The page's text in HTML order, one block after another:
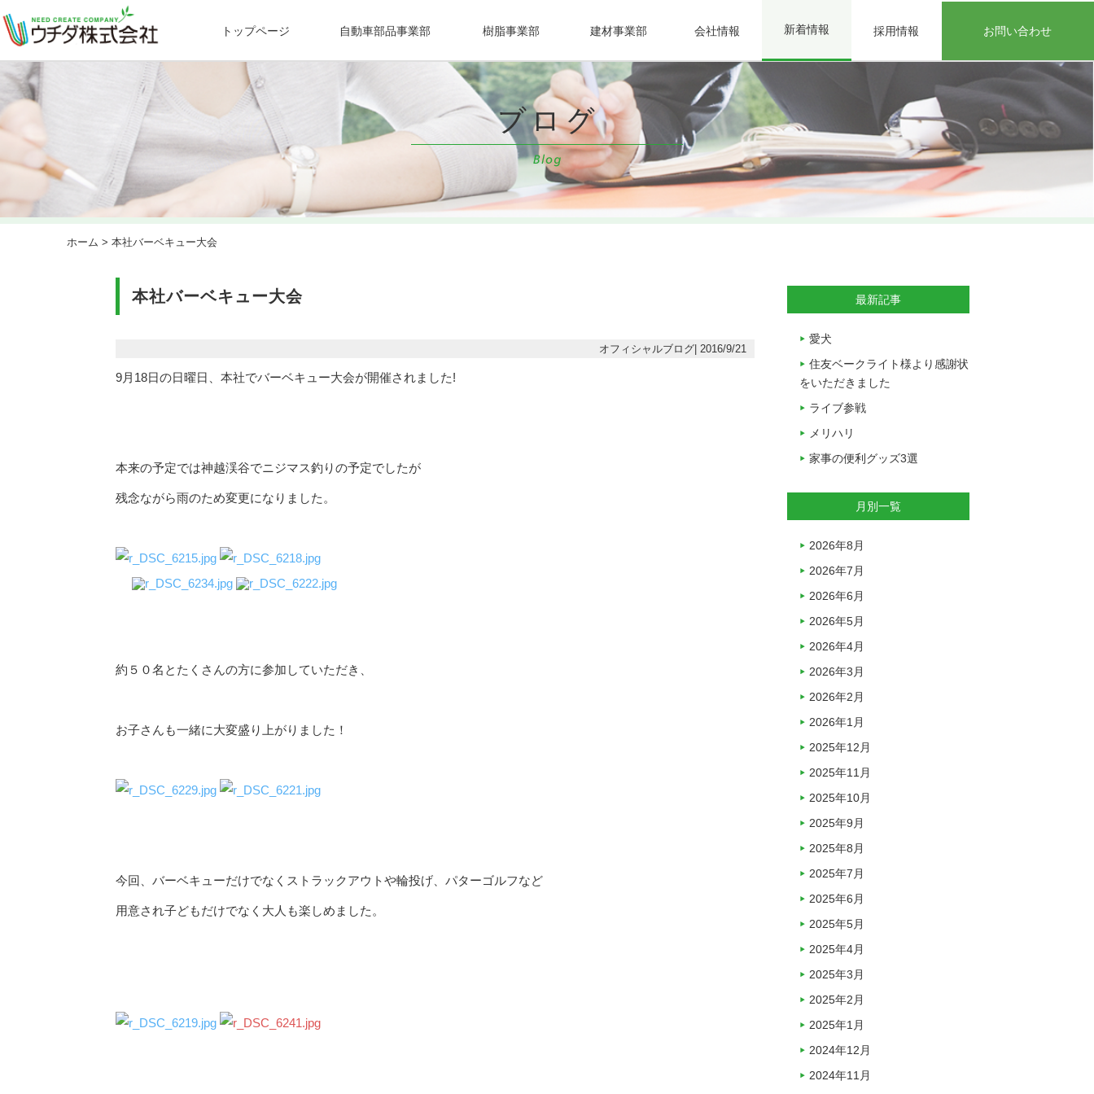
トップページ 自動車部品事業部 樹脂事業部 建材事業部 会社情報 新着情報 採用情報 お問い合わせ
ホーム > 本社バーベキュー大会
本社バーベキュー大会
オフィシャルブログ| 2016/9/21
9月18日の日曜日、本社でバーベキュー大会が開催されました!
本来の予定では神越渓谷でニジマス釣りの予定でしたが
残念ながら雨のため変更になりました。
約５０名とたくさんの方に参加していただき、
お子さんも一緒に大変盛り上がりました！
今回、バーベキューだけでなくストラックアウトや輪投げ、パターゴルフなど
用意され子どもだけでなく大人も楽しめました。
最新記事
愛犬
住友ベークライト様より感謝状
をいただきました
ライブ参戦
メリハリ
家事の便利グッズ3選
月別一覧
2026年8月
2026年7月
2026年6月
2026年5月
2026年4月
2026年3月
2026年2月
2026年1月
2025年12月
2025年11月
2025年10月
2025年9月
2025年8月
2025年7月
2025年6月
2025年5月
2025年4月
2025年3月
2025年2月
2025年1月
2024年12月
2024年11月